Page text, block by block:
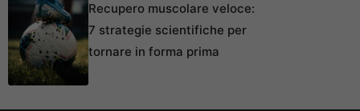
Recupero muscolare veloce:
7 strategie scientifiche per
tornare in forma prima